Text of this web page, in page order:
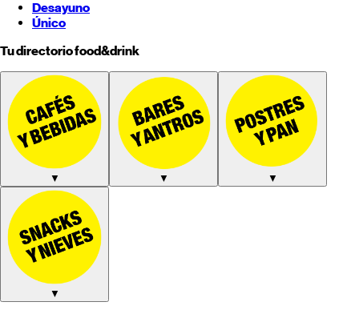
Desayuno
Único
Tu directorio food&drink
▼ ▼ ▼
▼